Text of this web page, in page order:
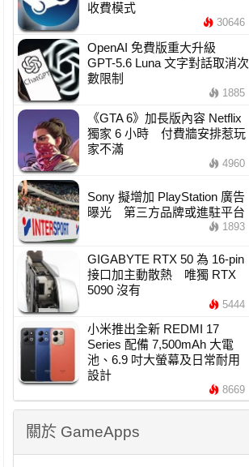
收費模式
30646
OpenAI 免費版重大升級
GPT-5.6 Luna 文字對話取消次
數限制
1885
《GTA 6》加長版內容 Netflix
獨家 6 小時 付費牆安排惹玩
家不滿
4960
Sony 擬增加 PlayStation 廣告
曝光 第三方品牌或進駐平台
1893
GIGABYTE RTX 50 為 16-pin
接口加主動散熱 唯獨 RTX
5090 沒有
5444
小米推出全新 REDMI 17
Series 配備 7,500mAh 大電
池、6.9 吋大螢幕及日常耐用
設計
8669
關於 GameApps